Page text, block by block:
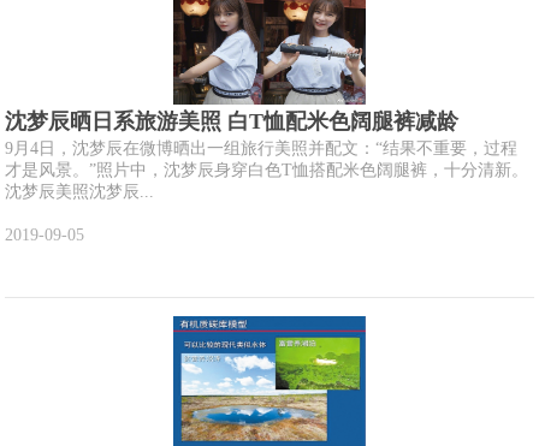
沈梦辰晒日系旅游美照 白T恤配米色阔腿裤减龄
9月4日，沈梦辰在微博晒出一组旅行美照并配文：“结果不重要，过程
才是风景。”照片中，沈梦辰身穿白色T恤搭配米色阔腿裤，十分清新。
沈梦辰美照沈梦辰...
2019-09-05